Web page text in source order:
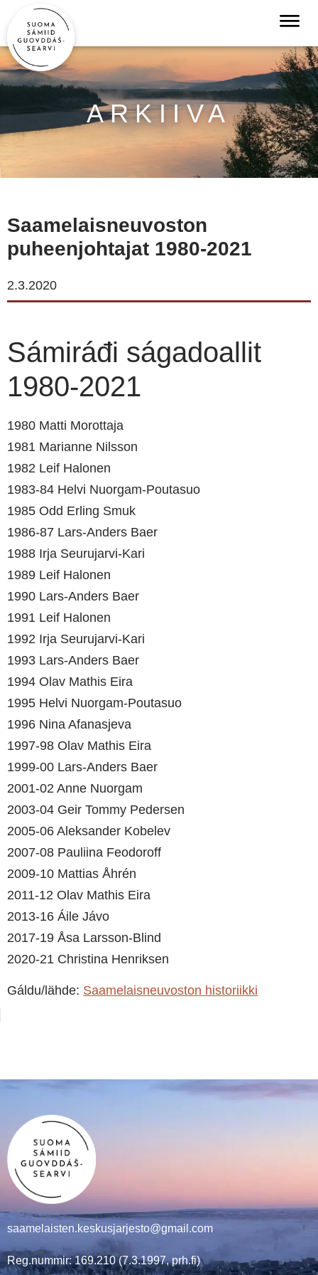
ARKIIVA
Saamelaisneuvoston
puheenjohtajat 1980-2021
2.3.2020
Sámiráđi ságadoallit
1980-2021
1980 Matti Morottaja
1981 Marianne Nilsson
1982 Leif Halonen
1983-84 Helvi Nuorgam-Poutasuo
1985 Odd Erling Smuk
1986-87 Lars-Anders Baer
1988 Irja Seurujarvi-Kari
1989 Leif Halonen
1990 Lars-Anders Baer
1991 Leif Halonen
1992 Irja Seurujarvi-Kari
1993 Lars-Anders Baer
1994 Olav Mathis Eira
1995 Helvi Nuorgam-Poutasuo
1996 Nina Afanasjeva
1997-98 Olav Mathis Eira
1999-00 Lars-Anders Baer
2001-02 Anne Nuorgam
2003-04 Geir Tommy Pedersen
2005-06 Aleksander Kobelev
2007-08 Pauliina Feodoroff
2009-10 Mattias Åhrén
2011-12 Olav Mathis Eira
2013-16 Áile Jávo
2017-19 Åsa Larsson-Blind
2020-21 Christina Henriksen
Gáldu/lähde: Saamelaisneuvoston historiikki
saamelaisten.keskusjarjesto@gmail.com
Reg.nummir: 169.210 (7.3.1997, prh.fi)